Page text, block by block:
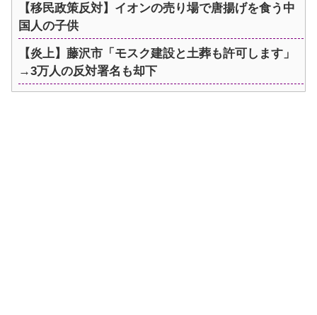
【移民政策反対】イオンの売り場で唐揚げを食う中
国人の子供
【炎上】藤沢市「モスク建設と土葬も許可します」
→3万人の反対署名も却下